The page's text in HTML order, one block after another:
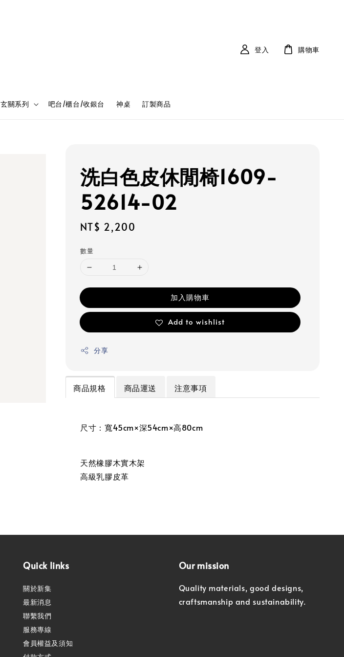
玄關系列 吧台/櫃台/收銀台 神桌 訂製商品
登入 購物車
洗白色皮休閒椅1609-
52614-02
Regular
NT$ 2,200
數量
加入購物車
Add to wishlist
分享
商品規格 商品運送 注意事項
尺寸：寬45cm×深54cm×高80cm
天然橡膠木實木架
高級乳膠皮革
Quick links
關於新集
最新消息
聯繫我們
服務專線
會員權益及須知
Our mission
Quality materials, good designs,
craftsmanship and sustainability.